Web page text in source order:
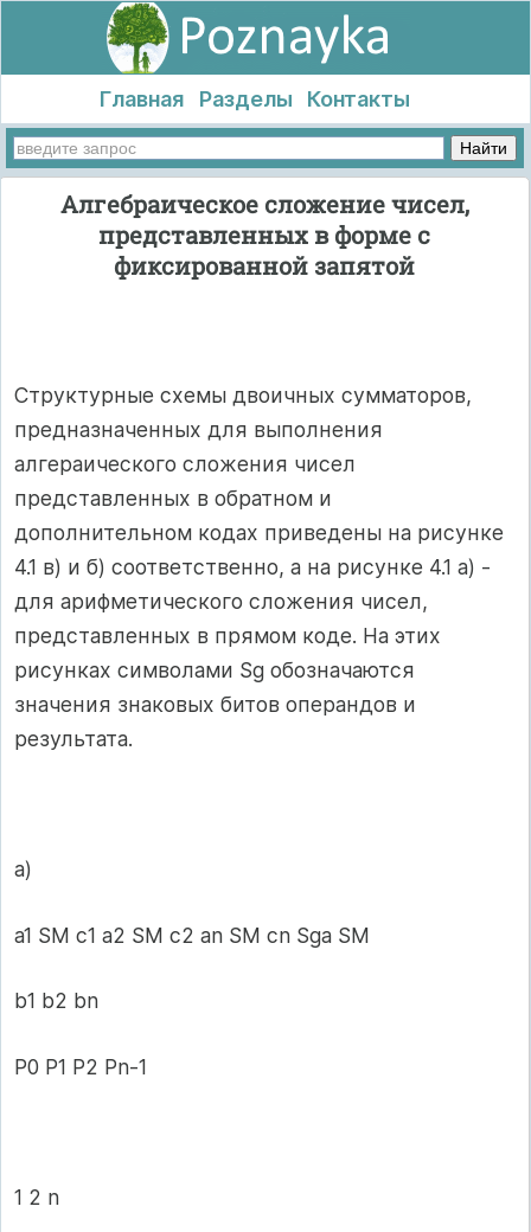
Главная Разделы Контакты
Алгебраическое сложение чисел,
представленных в форме с
фиксированной запятой
Структурные схемы двоичных сумматоров,
предназначенных для выполнения
алгераического сложения чисел
представленных в обратном и
дополнительном кодах приведены на рисунке
4.1 в) и б) соответственно, а на рисунке 4.1 а) -
для арифметического сложения чисел,
представленных в прямом коде. На этих
рисунках символами Sg обозначаются
значения знаковых битов операндов и
результата.
а)
a1 SM c1 a2 SM c2 an SM cn Sga SM
b1 b2 bn
P0 P1 P2 Pn-1
1 2 n